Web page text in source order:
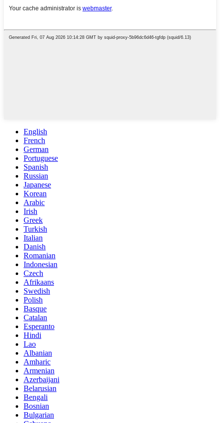
English
French
German
Portuguese
Spanish
Russian
Japanese
Korean
Arabic
Irish
Greek
Turkish
Italian
Danish
Romanian
Indonesian
Czech
Afrikaans
Swedish
Polish
Basque
Catalan
Esperanto
Hindi
Lao
Albanian
Amharic
Armenian
Azerbaijani
Belarusian
Bengali
Bosnian
Bulgarian